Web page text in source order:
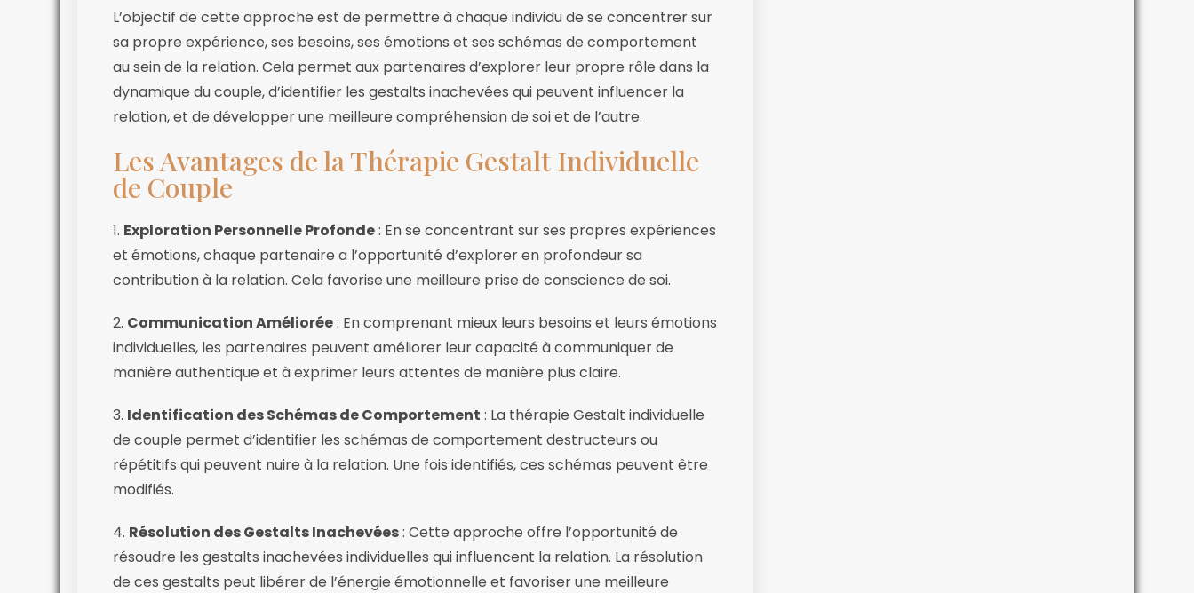
L’objectif de cette approche est de permettre à chaque individu de se concentrer sur
sa propre expérience, ses besoins, ses émotions et ses schémas de comportement
au sein de la relation. Cela permet aux partenaires d’explorer leur propre rôle dans la
dynamique du couple, d’identifier les gestalts inachevées qui peuvent influencer la
relation, et de développer une meilleure compréhension de soi et de l’autre.
Les Avantages de la Thérapie Gestalt Individuelle
de Couple
1. Exploration Personnelle Profonde: En se concentrant sur ses propres expériences
et émotions, chaque partenaire a l’opportunité d’explorer en profondeur sa
contribution à la relation. Cela favorise une meilleure prise de conscience de soi.
2. Communication Améliorée: En comprenant mieux leurs besoins et leurs émotions
individuelles, les partenaires peuvent améliorer leur capacité à communiquer de
manière authentique et à exprimer leurs attentes de manière plus claire.
3. Identification des Schémas de Comportement : La thérapie Gestalt individuelle
de couple permet d’identifier les schémas de comportement destructeurs ou
répétitifs qui peuvent nuire à la relation. Une fois identifiés, ces schémas peuvent être
modifiés.
4. Résolution des Gestalts Inachevées: Cette approche offre l’opportunité de
résoudre les gestalts inachevées individuelles qui influencent la relation. La résolution
de ces gestalts peut libérer de l’énergie émotionnelle et favoriser une meilleure